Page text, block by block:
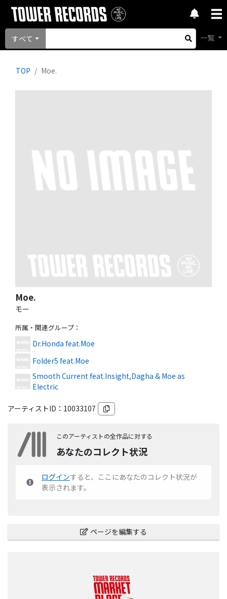
すべて 一覧
TOP Moe.
Moe.
モー
所属・関連グループ ：
Dr.Honda feat.Moe
Folder5 feat.Moe
Smooth Current feat.Insight,Dagha & Moe as
Electric
アーティストID： 10033107
このアーティストの全作品に対する
あなたのコレクト状況
ログインすると、ここにあなたのコレクト状況が
表示されます。
ページを編集する